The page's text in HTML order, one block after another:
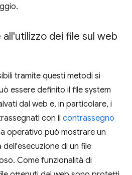
dei file sul web
tramite questi metodi si
essere definito il file system
dal web e, in particolare, i
con il contrassegno
operativo può mostrare un
di un file
Come funzionalità di